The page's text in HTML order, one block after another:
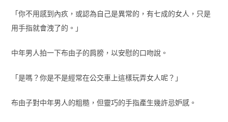
「你不用感到內疚，或認為自己是異常的，有七成的女人，只是
用手指就會洩了的。」
中年男人拍一下布由子的肩膀，以安慰的口吻說。
「是嗎？你是不是經常在公交車上這樣玩弄女人呢？」
布由子對中年男人的粗糙，但靈巧的手指產生幾許忌妒感。